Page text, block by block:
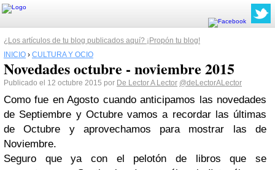
¿Los artículos de tu blog publicados aquí? ¡Propón tu blog!
INICIO › CULTURA Y OCIO
Novedades octubre - noviembre 2015
Publicado el 12 octubre 2015 por De Lector A Lector @deLectorALector
Como fue en Agosto cuando anticipamos las novedades
de Septiembre y Octubre vamos a recordar las últimas
de Octubre y aprovechamos para mostrar las de
Noviembre.
Seguro que ya con el pelotón de libros que se